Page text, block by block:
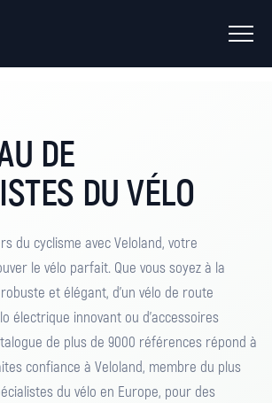
Ouvrir
menu
DE
DU VÉLO
du cyclisme avec Veloland, votre
le vélo parfait. Que vous soyez à la
et élégant, d'un vélo de route
électrique innovant ou d'accessoires
de plus de 9000 références répond à
confiance à Veloland, membre du plus
du vélo en Europe, pour des